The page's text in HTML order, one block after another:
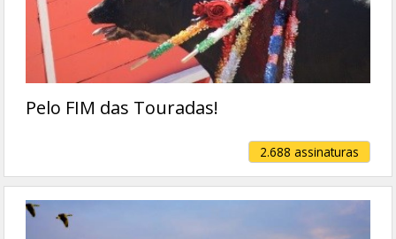
Pelo FIM das Touradas!
2.688 assinaturas